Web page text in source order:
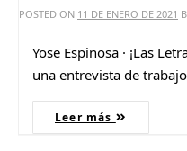
POSTED ON 11 DE ENERO DE 2021
Yose Espinosa · ¡Las
una entrevista de
Leer más